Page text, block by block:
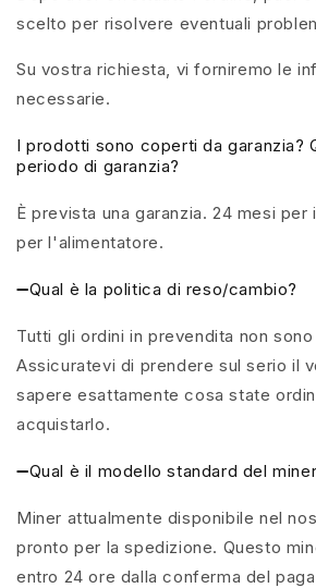
scelto per risolvere eventuali
Su vostra richiesta, vi forniremo le
necessarie.
I prodotti sono coperti da garanzia?
periodo di garanzia?
È prevista una garanzia. 24 mesi per
per l'alimentatore.
➖Qual è la politica di reso/cambio?
Tutti gli ordini in prevendita non
Assicuratevi di prendere sul serio il
sapere esattamente cosa state
acquistarlo.
➖Qual è il modello standard del
Miner attualmente disponibile nel
pronto per la spedizione. Questo
entro 24 ore dalla conferma del